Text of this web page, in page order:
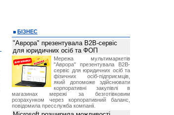
БІЗНЕС
"Аврора" презентувала B2B-сервіс
для юридичних осіб та ФОП
Мережа мультимаркетів
"Аврора" презентувала B2B-
сервіс для юридичних осіб та
фізичних осіб-підприємців,
який допоможе здійснювати
корпоративні закупівлі в
магазинах мережі за безготівковим
розрахунком через корпоративний баланс,
повідомила пресслужба компанії.